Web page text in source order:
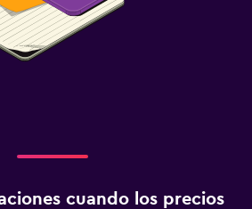
cuando los precios